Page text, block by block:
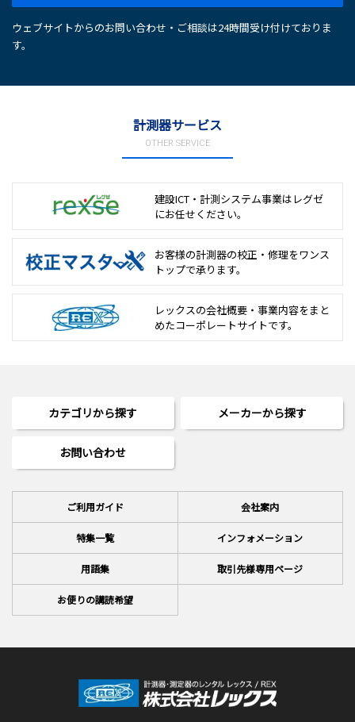
ウェブサイトからのお問い合わせ・ご相談は24時間受け付けておりま
す。
計測器サービス
OTHER SERVICE
建設ICT・計測システム事業は レグゼ
にお任せください。
お客様の計測器の校正・修理をワンス
トップで承ります。
レックスの会社概要・事業内容をまと
めたコーポレートサイトです。
カテゴリから探す メーカーから探す
お問い合わせ
ご利用ガイド 会社案内
特集一覧 インフォメーション
用語集 取引先様専用ページ
お便りの講読希望